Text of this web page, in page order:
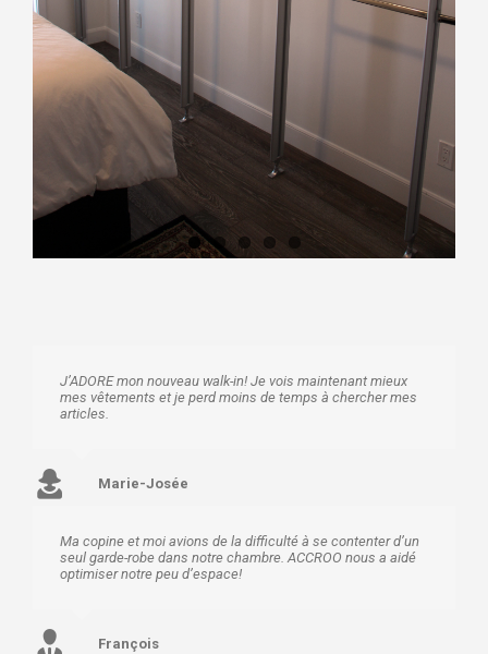
J’ADORE mon nouveau walk-in! Je vois maintenant mieux
mes vêtements et je perd moins de temps à chercher mes
articles.
Marie-Josée
Ma copine et moi avions de la difficulté à se contenter d’un
seul garde-robe dans notre chambre. ACCROO nous a aidé
optimiser notre peu d’espace!
François